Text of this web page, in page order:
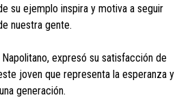
su ejemplo inspira y motiva a seguir
nuestra gente.
Napolitano, expresó su satisfacción de
joven que representa la esperanza y
generación.